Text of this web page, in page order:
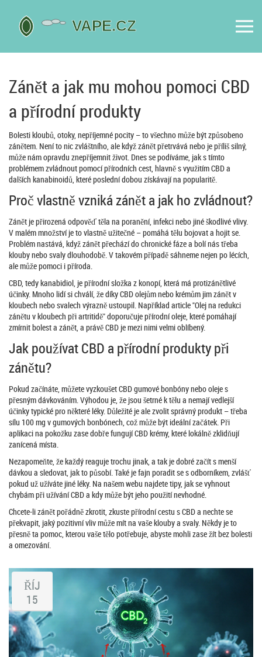
Zánět a jak mu mohou pomoci CBD
a přírodní produkty
Bolesti kloubů, otoky, nepříjemné pocity – to všechno může být způsobeno
zánětem. Není to nic zvláštního, ale když zánět přetrvává nebo je příliš silný,
může nám opravdu znepříjemnit život. Dnes se podíváme, jak s tímto
problémem zvládnout pomocí přírodních cest, hlavně s využitím CBD a
dalších kanabinoidů, které poslední dobou získávají na popularitě.
Proč vlastně vzniká zánět a jak ho zvládnout?
Zánět je přirozená odpověď těla na poranění, infekci nebo jiné škodlivé vlivy.
V malém množství je to vlastně užitečné – pomáhá tělu bojovat a hojit se.
Problém nastává, když zánět přechází do chronické fáze a bolí nás třeba
klouby nebo svaly dlouhodobě. V takovém případě sáhneme nejen po lécích,
ale může pomoci i příroda.
CBD, tedy kanabidiol, je přírodní složka z konopí, která má protizánětlivé
účinky. Mnoho lidí si chválí, že díky CBD olejům nebo krémům jim zánět v
kloubech nebo svalech výrazně ustoupil. Například article "Olej na redukci
zánětu v kloubech při artritidě" doporučuje přírodní oleje, které pomáhají
zmírnit bolest a zánět, a právě CBD je mezi nimi velmi oblíbený.
Jak používat CBD a přírodní produkty při
zánětu?
Pokud začínáte, můžete vyzkoušet CBD gumové bonbóny nebo oleje s
přesným dávkováním. Výhodou je, že jsou šetrné k tělu a nemají vedlejší
účinky typické pro některé léky. Důležité je ale zvolit správný produkt – třeba
sílu 100 mg v gumových bonbónech, což může být ideální začátek. Při
aplikaci na pokožku zase dobře fungují CBD krémy, které lokálně zklidňují
zanícená místa.
Nezapomeňte, že každý reaguje trochu jinak, a tak je dobré začít s menší
dávkou a sledovat, jak to působí. Také je fajn poradit se s odborníkem, zvlášť
pokud už užíváte jiné léky. Na našem webu najdete tipy, jak se vyhnout
chybám při užívání CBD a kdy může být jeho použití nevhodné.
Chcete-li zánět pořádně zkrotit, zkuste přírodní cestu s CBD a nechte se
překvapit, jaký pozitivní vliv může mít na vaše klouby a svaly. Někdy je to
přesně ta pomoc, kterou vaše tělo potřebuje, abyste mohli zase žít bez bolesti
a omezování.
ŘÍJ
15